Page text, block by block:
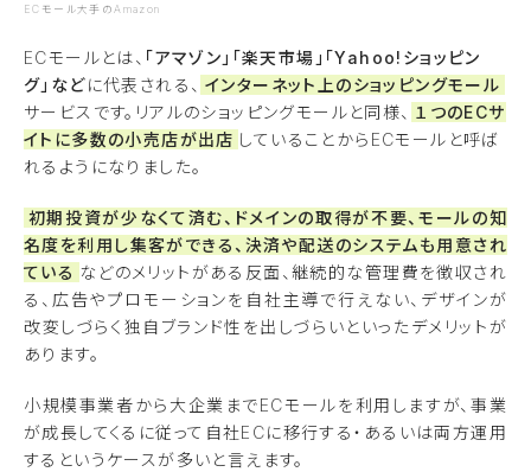
ECモール大手のAmazon
ECモールとは、 「アマゾン」「楽天市場」「Yahoo!ショッピン
グ」などに代表される、 インターネット上のショッピングモール
サービスです。リアルのショッピングモールと同様、 １つのECサ
イトに多数の小売店が出店 していることからECモールと呼ば
れるようになりました。
初期投資が少なくて済む、ドメインの取得が不要、モールの知
名度を利用し集客ができる、決済や配送のシステムも用意され
ている などのメリットがある反面、継続的な管理費を徴収され
る、広告やプロモーションを自社主導で行えない、デザインが
改変しづらく独自ブランド性を出しづらいといったデメリットが
あります。
小規模事業者から大企業までECモールを利用しますが、事業
が成長してくるに従って自社ECに移行する・あるいは両方運用
するというケースが多いと言えます。